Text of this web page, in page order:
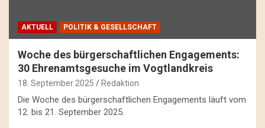
AKTUELL POLITIK & GESELLSCHAFT
Woche des bürgerschaftlichen Engagements:
30 Ehrenamtsgesuche im Vogtlandkreis
18. September 2025 Redaktion
Die Woche des bürgerschaftlichen Engagements läuft vom
12. bis 21. September 2025.